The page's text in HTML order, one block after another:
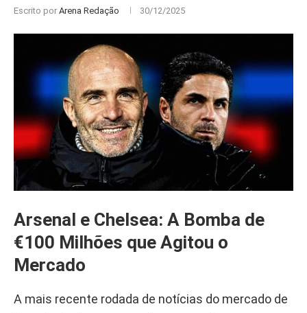
Escrito por Arena Redação 30/12/2025
Arsenal e Chelsea: A Bomba de
€100 Milhões que Agitou o
Mercado
A mais recente rodada de notícias do mercado de